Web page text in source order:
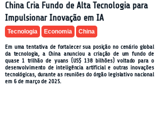
China Cria Fundo de Alta Tecnologia para
Impulsionar Inovação em IA
Tecnologia Economia China
Em uma tentativa de fortalecer sua posição no cenário global
da tecnologia, a China anunciou a criação de um fundo de
quase 1 trilhão de yuans (US$ 138 bilhões) voltado para o
desenvolvimento de inteligência artificial e outras inovações
tecnológicas, durante as reuniões do órgão legislativo nacional
em 6 de março de 2025.